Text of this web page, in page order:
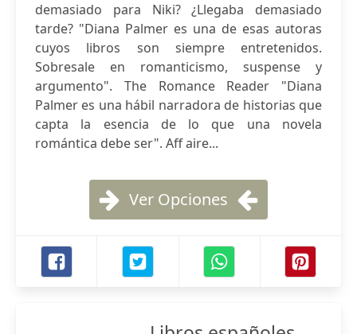
demasiado para Niki? ¿Llegaba demasiado
tarde? "Diana Palmer es una de esas autoras
cuyos libros son siempre entretenidos.
Sobresale en romanticismo, suspense y
argumento". The Romance Reader "Diana
Palmer es una hábil narradora de historias que
capta la esencia de lo que una novela
romántica debe ser". Aff aire...
Ver Opciones